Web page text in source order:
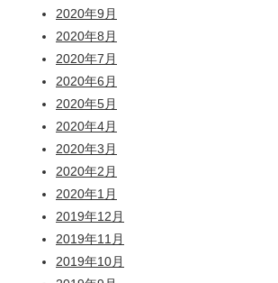
2020年9月
2020年8月
2020年7月
2020年6月
2020年5月
2020年4月
2020年3月
2020年2月
2020年1月
2019年12月
2019年11月
2019年10月